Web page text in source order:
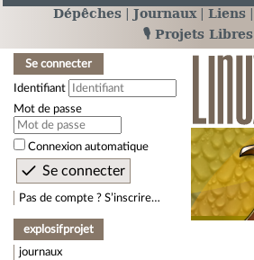
Dépêches Journaux Liens
🎙️ Projets Libres
Se connecter
Identifiant
Mot de passe
Connexion automatique
Pas de compte ? S’inscrire…
explosifprojet
journaux